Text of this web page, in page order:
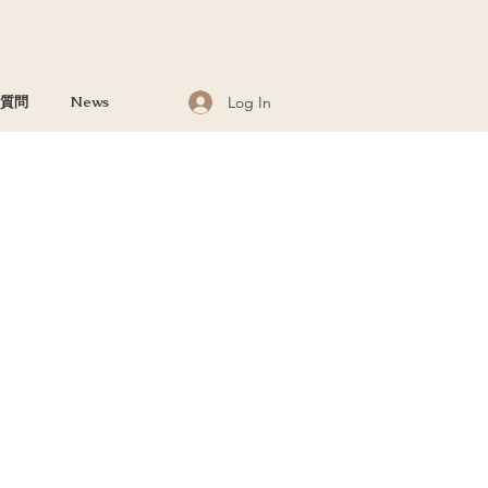
問 News Log In